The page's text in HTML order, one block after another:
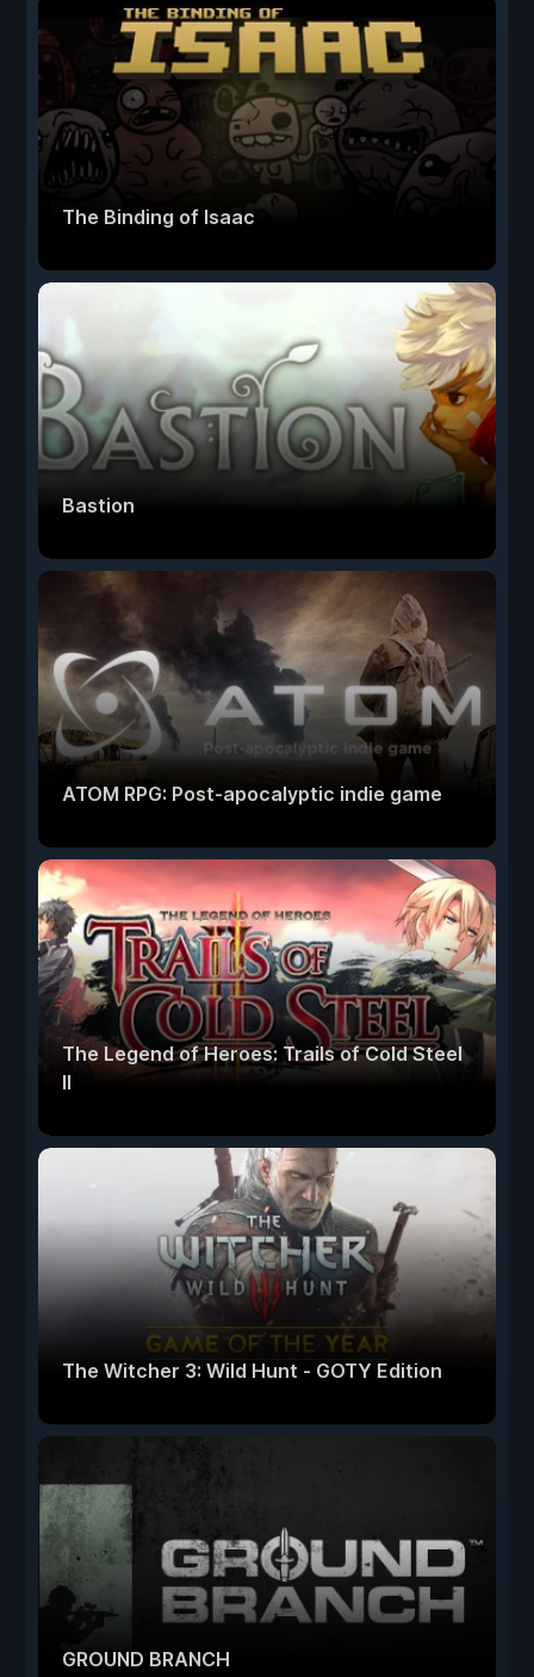
The Binding of Isaac
Bastion
ATOM RPG: Post-apocalyptic indie game
The Legend of Heroes: Trails of Cold Steel
II
The Witcher 3: Wild Hunt - GOTY Edition
GROUND BRANCH